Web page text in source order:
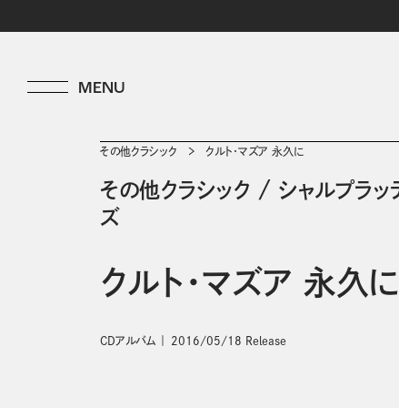
その他クラシック クルト・マズア 永久に
その他クラシック / シャルプラッ
ズ
クルト・マズア 永久に
CDアルバム 2016/05/18 Release